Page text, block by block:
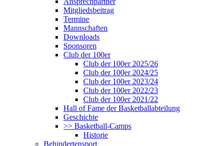
Mitgliedsbeitrag
Termine
Mannschaften
Downloads
Sponsoren
Club der 100er
Club der 100er 2025/26
Club der 100er 2024/25
Club der 100er 2023/24
Club der 100er 2022/23
Club der 100er 2021/22
Hall of Fame der Basketballabteilung
Geschichte
>> Basketball-Camps
Historie
Behindertensport